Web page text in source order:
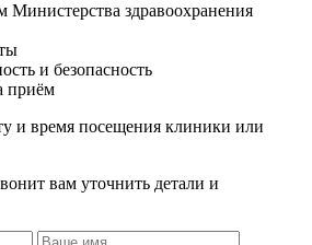
Министерства здравоохранения
и безопасность
приём
и время посещения клиники или
вам уточнить детали и